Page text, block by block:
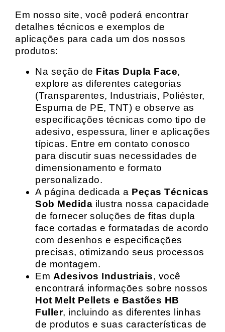
Em nosso site, você poderá encontrar
detalhes técnicos e exemplos de
aplicações para cada um dos nossos
produtos:
Na seção de Fitas Dupla Face,
explore as diferentes categorias
(Transparentes, Industriais, Poliéster,
Espuma de PE, TNT) e observe as
especificações técnicas como tipo de
adesivo, espessura, liner e aplicações
típicas. Entre em contato conosco
para discutir suas necessidades de
dimensionamento e formato
personalizado.
A página dedicada a Peças Técnicas
Sob Medida ilustra nossa capacidade
de fornecer soluções de fitas dupla
face cortadas e formatadas de acordo
com desenhos e especificações
precisas, otimizando seus processos
de montagem.
Em Adesivos Industriais, você
encontrará informações sobre nossos
Hot Melt Pellets e Bastões HB
Fuller, incluindo as diferentes linhas
de produtos e suas características de